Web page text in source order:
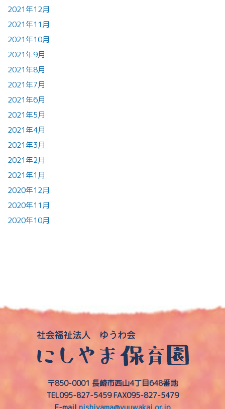
2021年12月
2021年11月
2021年10月
2021年9月
2021年8月
2021年7月
2021年6月
2021年5月
2021年4月
2021年3月
2021年2月
2021年1月
2020年12月
2020年11月
2020年10月
〒850-0001 長崎市西山4丁目648番地
TEL095-827-5459FAX095-827-5479